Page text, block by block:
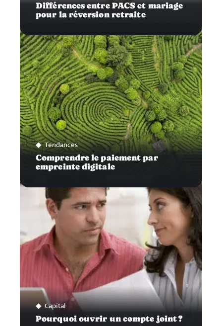
Différences entre PACS et mariage
pour la réversion retraite
Tendances
Comprendre le paiement par
empreinte digitale
Capital
Pourquoi ouvrir un compte joint ?